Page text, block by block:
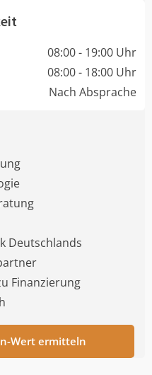
08:00 - 19:00 Uhr
08:00 - 18:00 Uhr
Nach Absprache
Deutschlands
Finanzierung
Wert ermitteln